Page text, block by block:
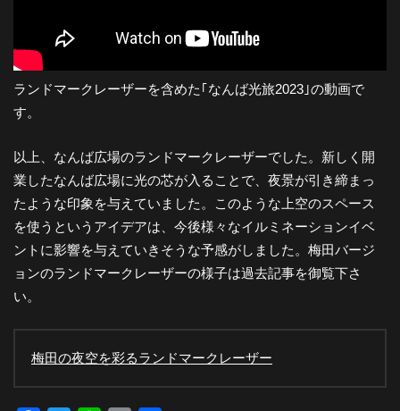
ランドマークレーザーを含めた｢なんば光旅2023｣の動画で
す。
以上、なんば広場のランドマークレーザーでした。新しく開
業したなんば広場に光の芯が入ることで、夜景が引き締まっ
たような印象を与えていました。このような上空のスペース
を使うというアイデアは、今後様々なイルミネーションイベ
ントに影響を与えていきそうな予感がしました。梅田バージ
ョンのランドマークレーザーの様子は過去記事を御覧下さ
い。
梅田の夜空を彩るランドマークレーザー